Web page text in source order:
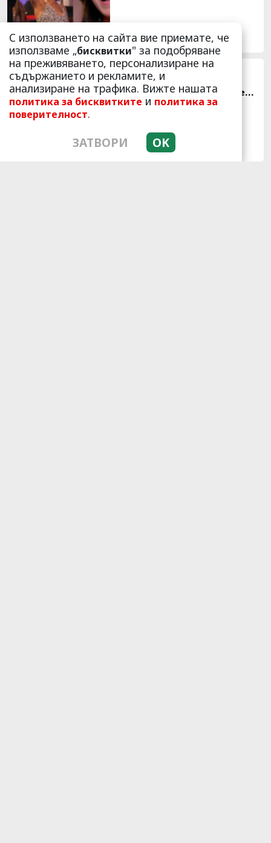
22512 11
ОБРАТ! Изчезна Симона
Пейчева след зверското
убийство! Появи се заповед
за локализирането й
19943 2
С използването на сайта вие приемате, че
използваме „бисквитки" за подобряване
на преживяването, персонализиране на
съдържанието и рекламите, и
анализиране на трафика. Вижте нашата
политика за бисквитките и политика за
поверителност.
ЗАТВОРИ OK